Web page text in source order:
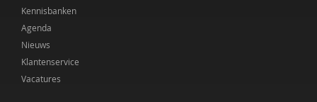
Kennisbanken
Agenda
Nieuws
Klantenservice
Vacatures